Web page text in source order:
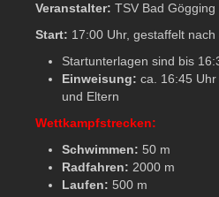
Veranstalter: TSV Bad Gögging
Start: 17:00 Uhr, gestaffelt
Startunterlagen sind bis
Einweisung: ca. 16:45
und Eltern
Wettkampfstrecken:
Schwimmen: 50 m
Radfahren: 2000 m
Laufen: 500 m